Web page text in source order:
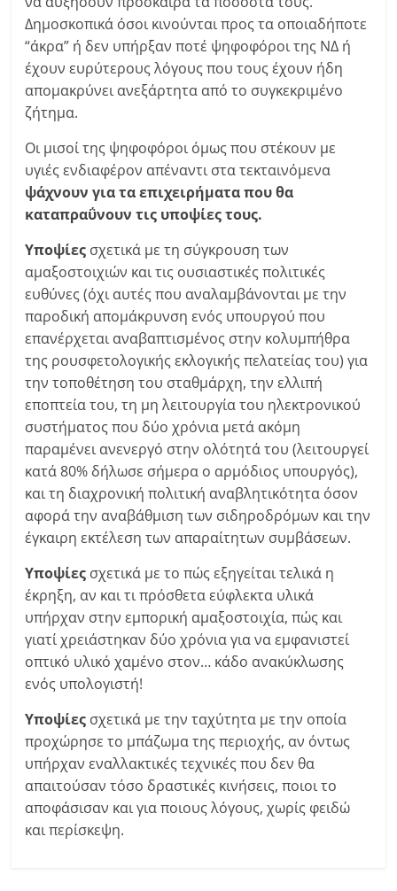
Δημοσκοπικά όσοι κινούνται προς τα οποιαδήποτε
“άκρα” ή δεν υπήρξαν ποτέ ψηφοφόροι της ΝΔ ή
έχουν ευρύτερους λόγους που τους έχουν ήδη
απομακρύνει ανεξάρτητα από το συγκεκριμένο
ζήτημα.
Οι μισοί της ψηφοφόροι όμως που στέκουν με
υγιές ενδιαφέρον απέναντι στα τεκταινόμενα
ψάχνουν για τα επιχειρήματα που θα
καταπραΰνουν τις υποψίες τους.
Υποψίες σχετικά με τη σύγκρουση των
αμαξοστοιχιών και τις ουσιαστικές πολιτικές
ευθύνες (όχι αυτές που αναλαμβάνονται με την
παροδική απομάκρυνση ενός υπουργού που
επανέρχεται αναβαπτισμένος στην κολυμπήθρα
της ρουσφετολογικής εκλογικής πελατείας του) για
την τοποθέτηση του σταθμάρχη, την ελλιπή
εποπτεία του, τη μη λειτουργία του ηλεκτρονικού
συστήματος που δύο χρόνια μετά ακόμη
παραμένει ανενεργό στην ολότητά του (λειτουργεί
κατά 80% δήλωσε σήμερα ο αρμόδιος υπουργός),
και τη διαχρονική πολιτική αναβλητικότητα όσον
αφορά την αναβάθμιση των σιδηροδρόμων και την
έγκαιρη εκτέλεση των απαραίτητων συμβάσεων.
Υποψίες σχετικά με το πώς εξηγείται τελικά η
έκρηξη, αν και τι πρόσθετα εύφλεκτα υλικά
υπήρχαν στην εμπορική αμαξοστοιχία, πώς και
γιατί χρειάστηκαν δύο χρόνια για να εμφανιστεί
οπτικό υλικό χαμένο στον… κάδο ανακύκλωσης
ενός υπολογιστή!
Υποψίες σχετικά με την ταχύτητα με την οποία
προχώρησε το μπάζωμα της περιοχής, αν όντως
υπήρχαν εναλλακτικές τεχνικές που δεν θα
απαιτούσαν τόσο δραστικές κινήσεις, ποιοι το
αποφάσισαν και για ποιους λόγους, χωρίς φειδώ
και περίσκεψη.